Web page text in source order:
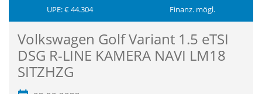
UPE: € 44.304 Finanz. mögl.
Volkswagen Golf Variant 1.5 eTSI
DSG R-LINE KAMERA NAVI LM18
SITZHZG